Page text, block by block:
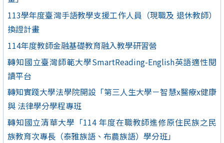
113學年度臺灣手語教學支援工作人員（現職及 退休教師）
換證計畫
114年度教師金融基礎教育融入教學研習營
轉知國立臺灣師範大學SmartReading-English英語適性閱
讀平台
轉知實踐大學法學院開設「第三人生大學－智慧x醫療x健康
與 法律學分學程專班
轉知國立清華大學「114 年度在職教師進修原住民族之民
族教育次專長（泰雅族語、布農族語）學分班」